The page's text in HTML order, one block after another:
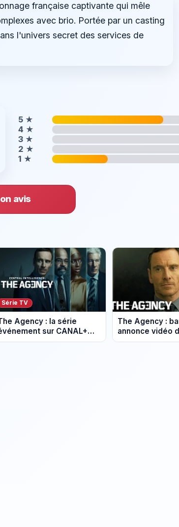
française captivante qui mêle
avec brio. Portée par un casting
l'univers secret des services de
5 ★
4 ★
3 ★
2 ★
1 ★
avis
Série TV
Agency : la série
sur CANAL+
du Bureau des
The Agency :
annonce vidéo
du Bureau des